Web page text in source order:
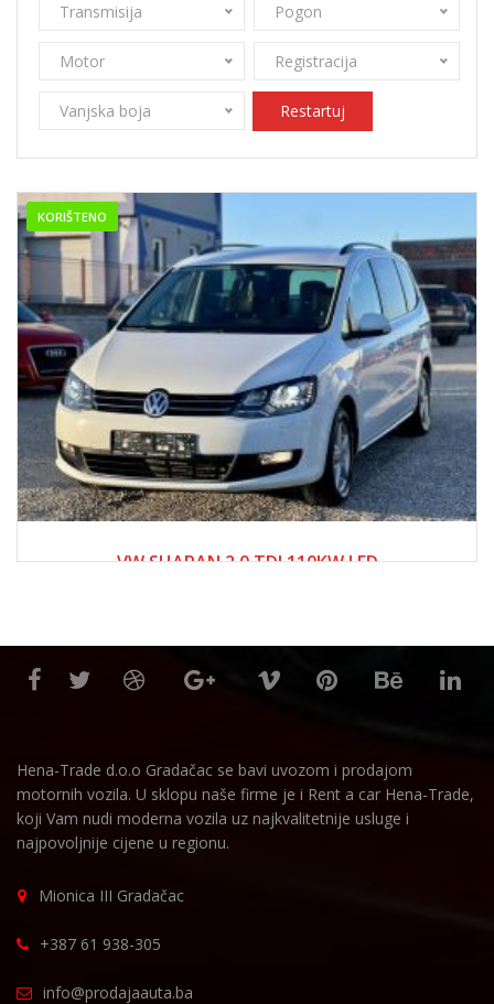
Transmisija Pogon
Motor Registracija
Vanjska boja Restartuj
KORIŠTENO
VW SHARAN 2.0 TDI 110KW LED
Hena-Trade d.o.o Gradačac se bavi uvozom i prodajom
motornih vozila. U sklopu naše firme je i Rent a car Hena-Trade,
koji Vam nudi moderna vozila uz najkvalitetnije usluge i
najpovoljnije cijene u regionu.
Mionica III Gradačac
+387 61 938-305
info@prodajaauta.ba